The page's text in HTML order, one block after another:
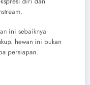
ini sebaiknya
hewan ini bukan
persiapan.